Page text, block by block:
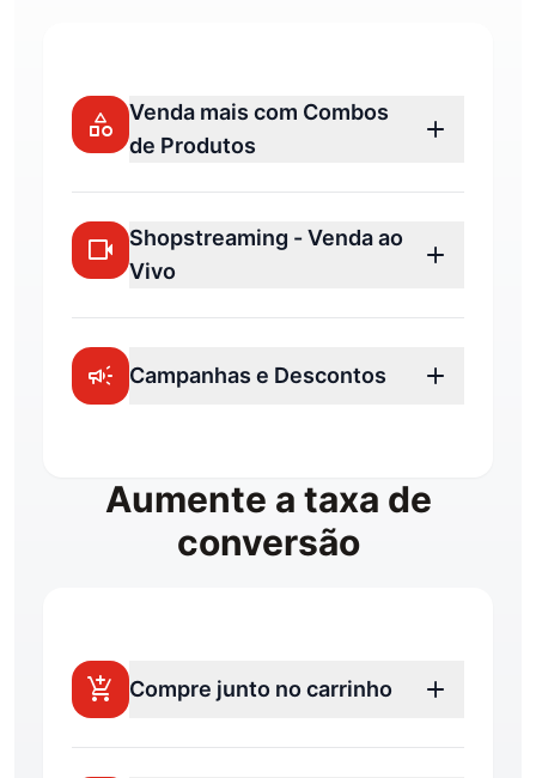
category
Venda mais com Combos
de Produtos
add
videocam
Shopstreaming - Venda ao
Vivo
add
campaign Campanhas e Descontos add
Aumente a taxa de
conversão
add_shopping_cart Compre junto no carrinho add